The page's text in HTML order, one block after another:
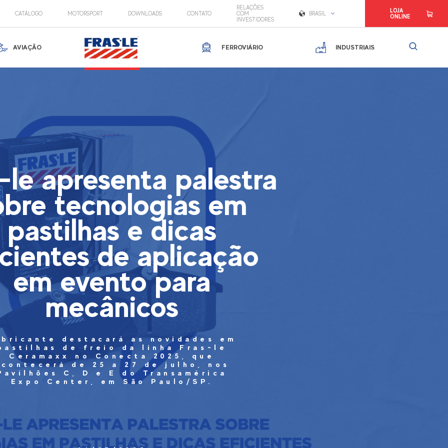
CATÁLOGO MOTORSPORT DOWNLOADS CONTATO
RELAÇÕES
COM
INVESTIDORES
BRASIL
LOJA
ONLINE
AVIAÇÃO FERROVIÁRIO INDUSTRIAIS
le apresenta palestra
tecnologias em
pastilhas e dicas
de aplicação
em evento para
mecânicos
destacará as novidades em
de freio da linha Fras-le
Ceramaxx no Conecta 2025, que
de 25 a 27 de julho, nos
C, D e E do Transamérica
Expo Center, em São Paulo/SP.